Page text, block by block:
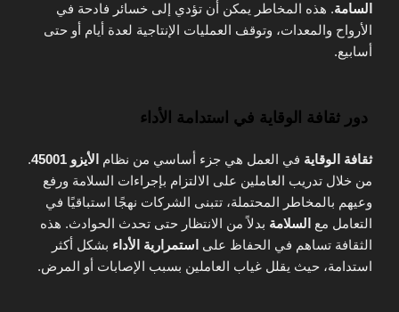
السامة. هذه المخاطر يمكن أن تؤدي إلى خسائر فادحة في
الأرواح والمعدات، وتوقف العمليات الإنتاجية لعدة أيام أو حتى
أسابيع.
دور ثقافة الوقاية في استدامة الأداء
ثقافة الوقاية في العمل هي جزء أساسي من نظام الأيزو 45001
.
من خلال تدريب العاملين على الالتزام بإجراءات السلامة ورفع
وعيهم بالمخاطر المحتملة، تتبنى الشركات نهجًا استباقيًا في
التعامل مع السلامة بدلاً من الانتظار حتى تحدث الحوادث. هذه
الثقافة تساهم في الحفاظ على استمرارية الأداء بشكل أكثر
استدامة، حيث يقلل غياب العاملين بسبب الإصابات أو المرض.